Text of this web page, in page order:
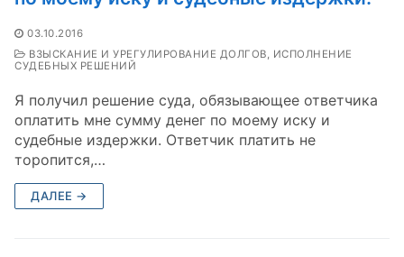
03.10.2016
ВЗЫСКАНИЕ И УРЕГУЛИРОВАНИЕ ДОЛГОВ, ИСПОЛНЕНИЕ
СУДЕБНЫХ РЕШЕНИЙ
Я получил решение суда, обязывающее ответчика
оплатить мне сумму денег по моему иску и
судебные издержки. Ответчик платить не
торопится,…
ДАЛЕЕ →